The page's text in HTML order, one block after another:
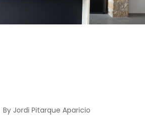
By Jordi Pitarque Aparicio